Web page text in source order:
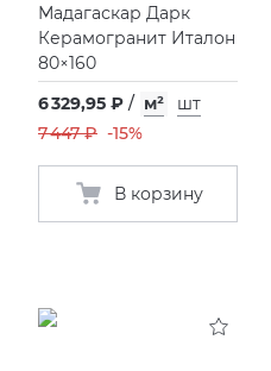
Мадагаскар Дарк
Керамогранит Италон
80×160
6 329,95 ₽ / м²
шт
7 447 ₽ -15%
В корзину